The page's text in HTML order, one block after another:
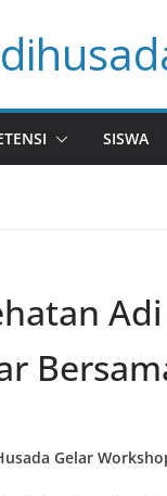
SISWA
Gelar